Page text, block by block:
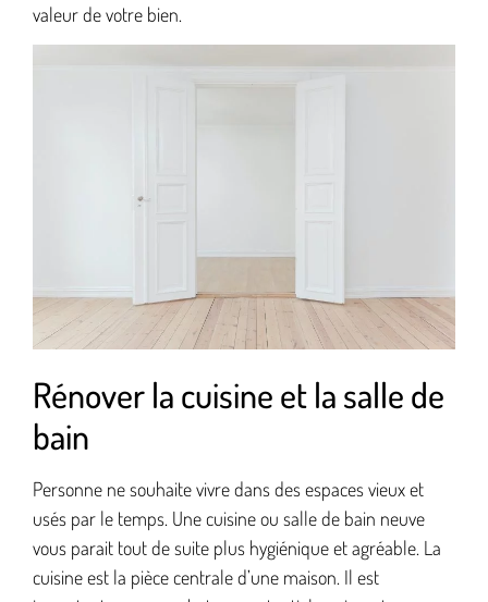
valeur de votre bien.
Rénover la cuisine et la salle de
bain
Personne ne souhaite vivre dans des espaces vieux et
usés par le temps. Une cuisine ou salle de bain neuve
vous parait tout de suite plus hygiénique et agréable. La
cuisine est la pièce centrale d’une maison. Il est